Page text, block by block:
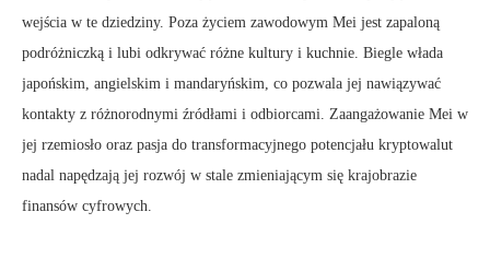
wejścia w te dziedziny. Poza życiem zawodowym Mei jest zapaloną
podróżniczką i lubi odkrywać różne kultury i kuchnie. Biegle włada
japońskim, angielskim i mandaryńskim, co pozwala jej nawiązywać
kontakty z różnorodnymi źródłami i odbiorcami. Zaangażowanie Mei w
jej rzemiosło oraz pasja do transformacyjnego potencjału kryptowalut
nadal napędzają jej rozwój w stale zmieniającym się krajobrazie
finansów cyfrowych.